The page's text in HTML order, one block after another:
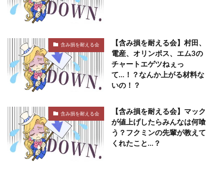
含み損を耐える会
【含み損を耐える会】村田、
電産、オリンポス、エム3の
チャートエゲツねぇっ
て…！？なんか上がる材料な
いの！？
含み損を耐える会
【含み損を耐える会】マック
が値上げしたらみんなは何喰
う？フクミンの先輩が教えて
くれたこと…？